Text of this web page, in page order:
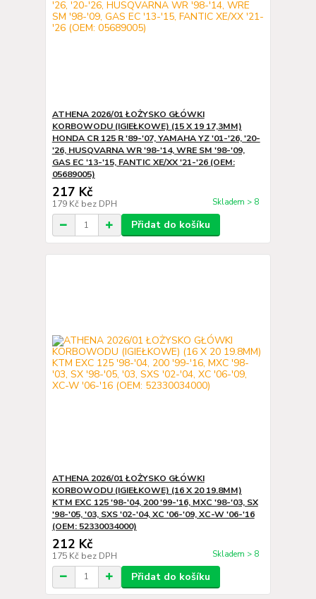
ATHENA 2026/01 ŁOŻYSKO GŁÓWKI
KORBOWODU (IGIEŁKOWE) (15 X 19 17,3MM)
HONDA CR 125 R '89-'07, YAMAHA YZ '01-'26, '20-
'26, HUSQVARNA WR '98-'14, WRE SM '98-'09,
GAS EC '13-'15, FANTIC XE/XX '21-'26 (OEM:
05689005)
217 Kč
179 Kč bez DPH Skladem > 8
Přidat do košíku
ATHENA 2026/01 ŁOŻYSKO GŁÓWKI
KORBOWODU (IGIEŁKOWE) (16 X 20 19.8MM)
KTM EXC 125 '98-'04, 200 '99-'16, MXC '98-'03, SX
'98-'05, '03, SXS '02-'04, XC '06-'09, XC-W '06-'16
(OEM: 52330034000)
212 Kč
175 Kč bez DPH Skladem > 8
Přidat do košíku